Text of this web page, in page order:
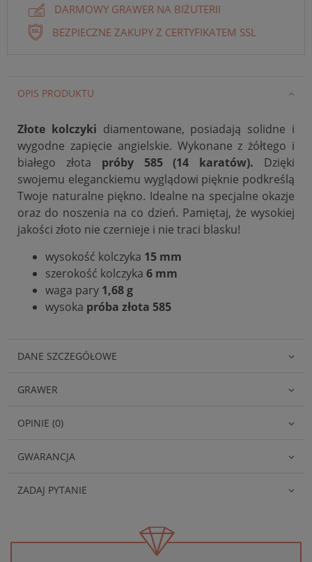
DARMOWY GRAWER NA BIŻUTERII
BEZPIECZNE ZAKUPY Z CERTYFIKATEM SSL
OPIS PRODUKTU
Złote kolczyki diamentowane, posiadają solidne i
wygodne zapięcie angielskie. Wykonane z żółtego i
białego złota próby 585 (14 karatów). Dzięki
swojemu eleganckiemu wyglądowi pięknie podkreślą
Twoje naturalne piękno. Idealne na specjalne okazje
oraz do noszenia na co dzień. Pamiętaj, że wysokiej
jakości złoto nie czernieje i nie traci blasku!
wysokość kolczyka 15 mm
szerokość kolczyka 6 mm
waga pary 1,68 g
wysoka próba złota 585
DANE SZCZEGÓŁOWE
GRAWER
OPINIE (0)
GWARANCJA
ZADAJ PYTANIE